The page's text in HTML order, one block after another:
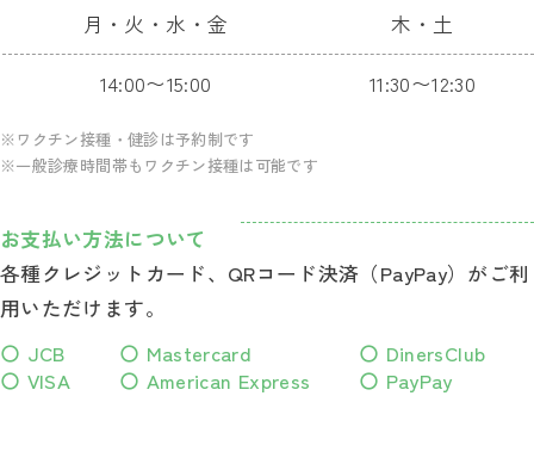
月・火・水・金 木・土
14:00〜15:00 11:30〜12:30
※ワクチン接種・健診は予約制です
※一般診療時間帯もワクチン接種は可能です
お支払い方法について
各種クレジットカード、QRコード決済（PayPay）がご利
用いただけます。
〇 JCB
〇 Mastercard
〇 DinersClub
〇 VISA
〇 American Express 〇 PayPay